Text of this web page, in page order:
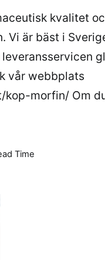
kvalitet
Vi är bäst i
vår webbplats
morfin/ Om
Time